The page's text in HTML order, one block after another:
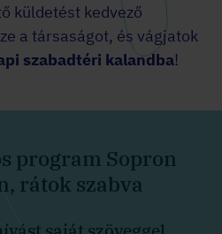
küldetést kedvező
a társaságot, és vágjatok
szabadtéri kalandba!
program Sopron
rátok szabva